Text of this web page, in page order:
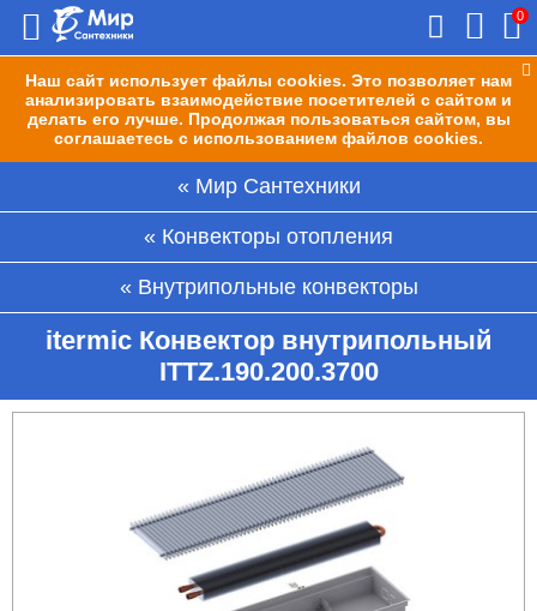
Наш сайт использует файлы cookies. Это позволяет нам
анализировать взаимодействие посетителей с сайтом и
делать его лучше. Продолжая пользоваться сайтом, вы
соглашаетесь с использованием файлов cookies.
0
Мир Сантехники
Конвекторы отопления
Внутрипольные конвекторы
itermic Конвектор внутрипольный
ITTZ.190.200.3700